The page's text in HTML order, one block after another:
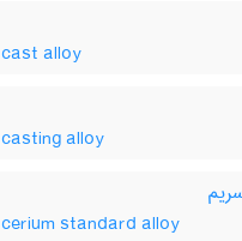
cast alloy
casting alloy
cerium standard alloy